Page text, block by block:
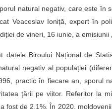
natural negativ, care este în
Veaceslav Ioniță, expert în
de vineri, 16 iunie, a emisiunii „
datele Biroului Național de
negativ al populației
practic în fiecare an, sporul
țării pe viitor. Referitor la
fost de 2,1%. În 2020,